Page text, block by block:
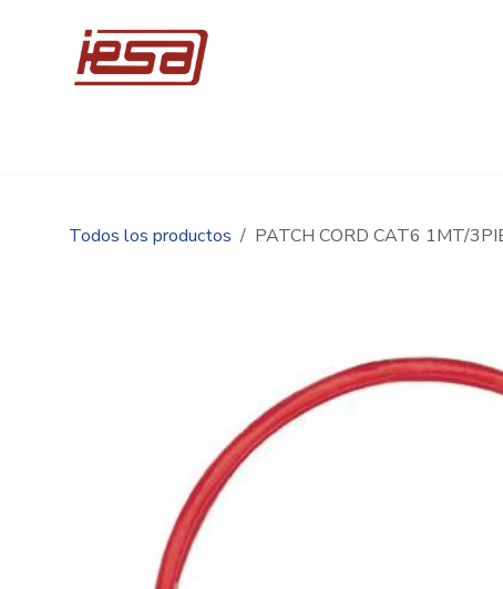
Todos los productos PATCH CORD CAT6 1MT/